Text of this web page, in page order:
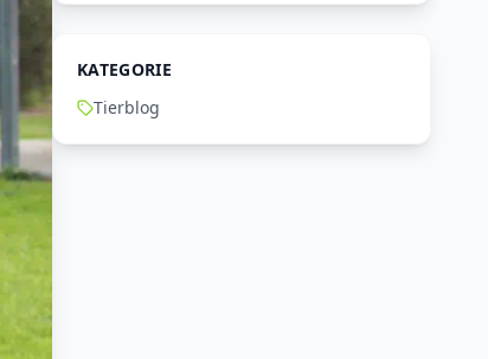
KATEGORIE
Tierblog